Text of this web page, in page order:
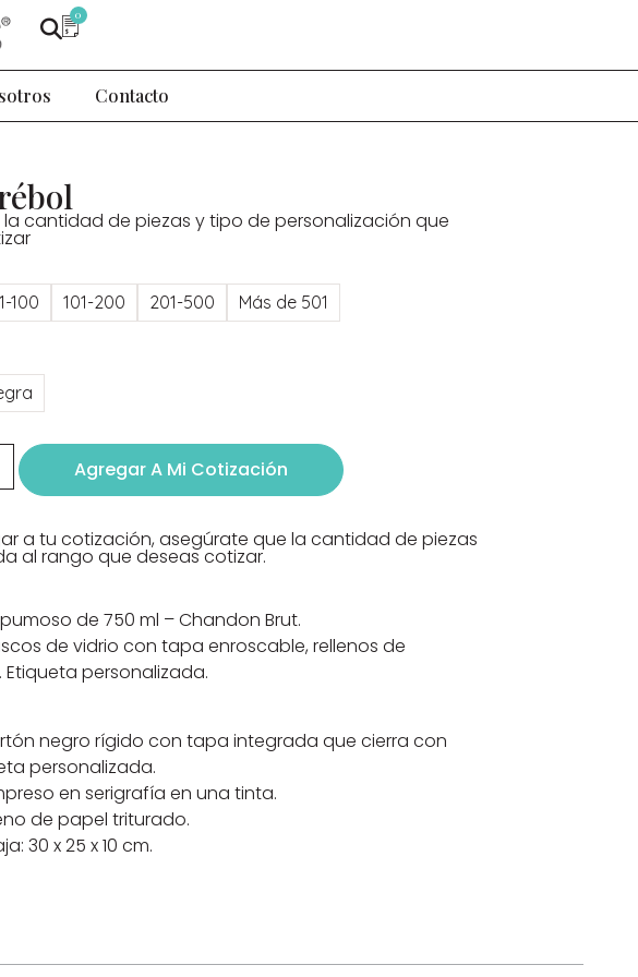
0
Contacto
la cantidad de piezas y tipo de personalización que
100 101-200 201-500 Más de 501
Agregar A Mi Cotización
a tu cotización, asegúrate que la cantidad de piezas
al rango que deseas cotizar.
de 750 ml – Chandon Brut.
de vidrio con tapa enroscable, rellenos de
Etiqueta personalizada.
negro rígido con tapa integrada que cierra con
personalizada.
en serigrafía en una tinta.
de papel triturado.
30 x 25 x 10 cm.